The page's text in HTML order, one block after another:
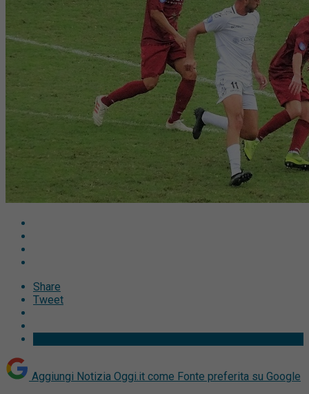
Share
Tweet
Aggiungi Notizia Oggi.it come Fonte preferita su Google